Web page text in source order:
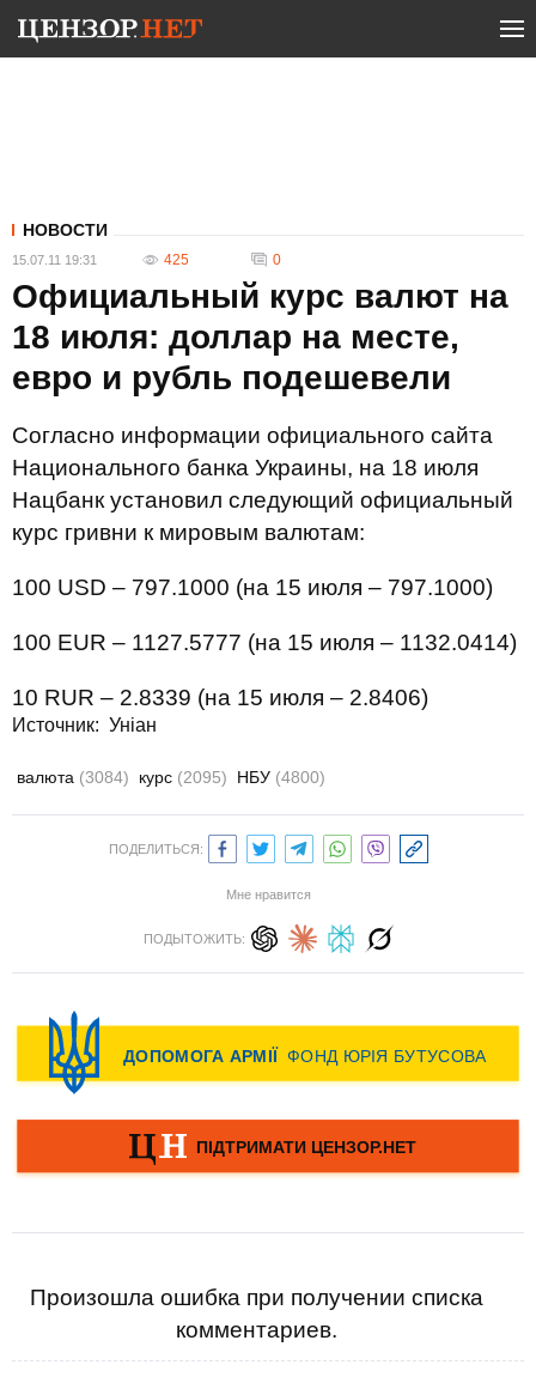
НОВОСТИ
15.07.11 19:31 425 0
Официальный курс валют на
18 июля: доллар на месте,
евро и рубль подешевели
Согласно информации официального сайта
Национального банка Украины, на 18 июля
Нацбанк установил следующий официальный
курс гривни к мировым валютам:
100 USD – 797.1000 (на 15 июля – 797.1000)
100 EUR – 1127.5777 (на 15 июля – 1132.0414)
10 RUR – 2.8339 (на 15 июля – 2.8406)
Источник: Уніан
валюта (3084) курс (2095) НБУ (4800)
ПОДЕЛИТЬСЯ:
Мне нравится
ПОДЫТОЖИТЬ:
Произошла ошибка при получении списка
комментариев.